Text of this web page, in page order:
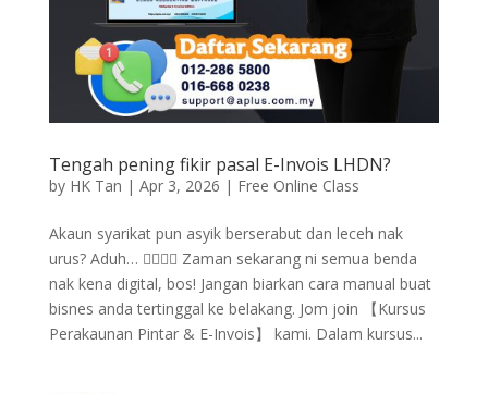
Tengah pening fikir pasal E-Invois LHDN?
by HK Tan | Apr 3, 2026 | Free Online Class
Akaun syarikat pun asyik berserabut dan leceh nak
urus? Aduh… 🤦‍♂️🤦‍♀️ Zaman sekarang ni semua benda
nak kena digital, bos! Jangan biarkan cara manual buat
bisnes anda tertinggal ke belakang. Jom join 【Kursus
Perakaunan Pintar & E-Invois】 kami. Dalam kursus...